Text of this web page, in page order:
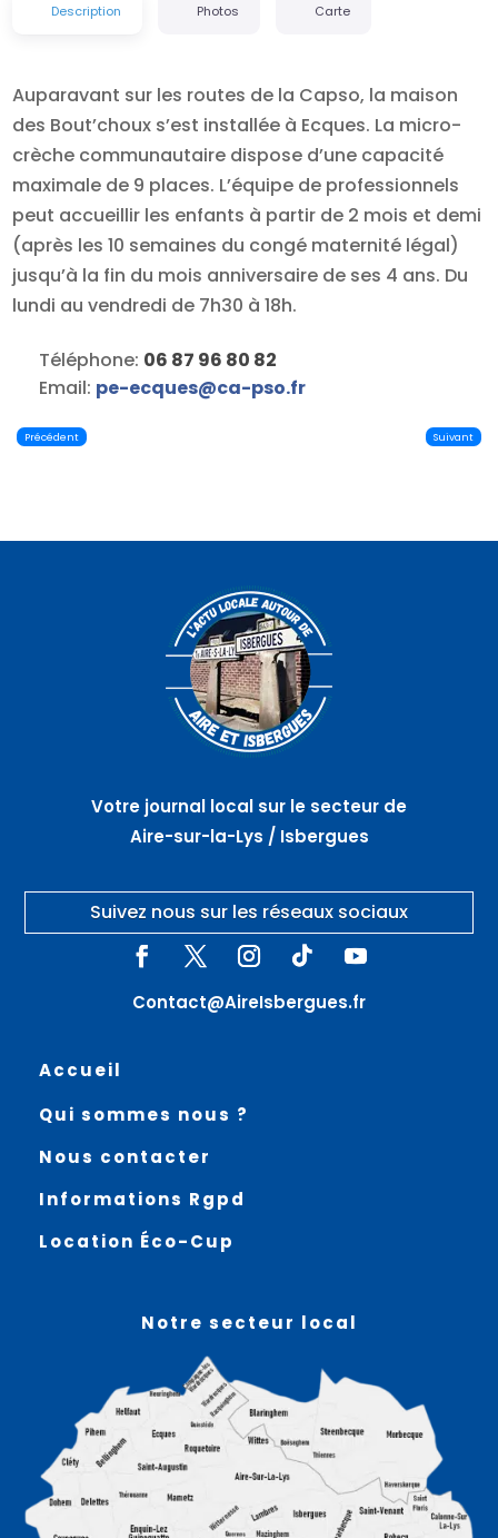
Description Photos Carte
Auparavant sur les routes de la Capso, la maison
des Bout’choux s’est installée à Ecques. La micro-
crèche communautaire dispose d’une capacité
maximale de 9 places. L’équipe de professionnels
peut accueillir les enfants à partir de 2 mois et demi
(après les 10 semaines du congé maternité légal)
jusqu’à la fin du mois anniversaire de ses 4 ans. Du
lundi au vendredi de 7h30 à 18h.
Téléphone: 06 87 96 80 82
Email: pe-ecques@ca-pso.fr
Précédent Suivant
Votre journal local sur le secteur de
Aire-sur-la-Lys / Isbergues
Suivez nous sur les réseaux sociaux
Contact@AireIsbergues.fr
Accueil
Qui sommes nous ?
Nous contacter
Informations Rgpd
Location Éco-Cup
Notre secteur local